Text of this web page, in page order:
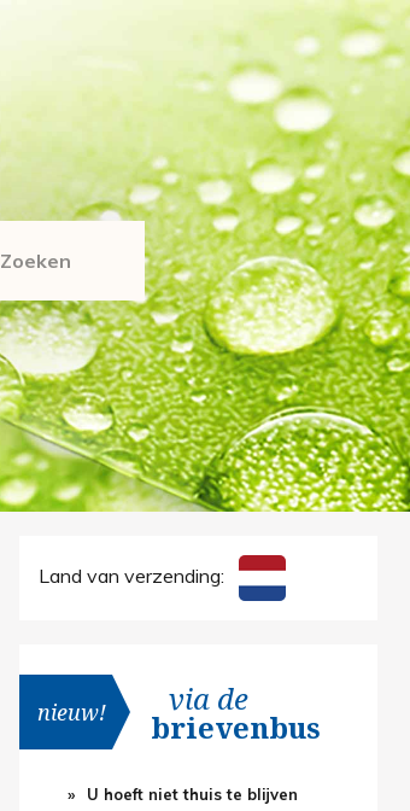
Zoeken
Land van verzending:
nieuw! via de
brievenbus
U hoeft niet thuis te blijven